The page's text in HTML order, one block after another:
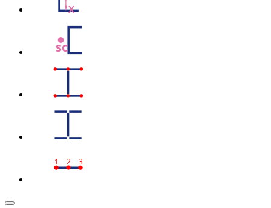
X
sc
1 2 3